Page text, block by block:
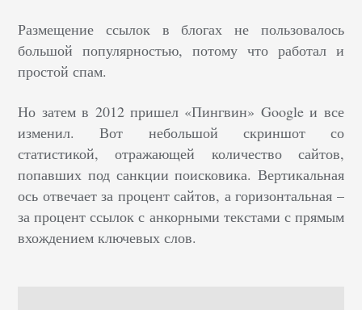
Размещение ссылок в блогах не пользовалось
большой популярностью, потому что работал и
простой спам.
Но затем в 2012 пришел «Пингвин» Google и все
изменил. Вот небольшой скриншот со
статистикой, отражающей количество сайтов,
попавших под санкции поисковика. Вертикальная
ось отвечает за процент сайтов, а горизонтальная –
за процент ссылок с анкорными текстами с прямым
вхождением ключевых слов.